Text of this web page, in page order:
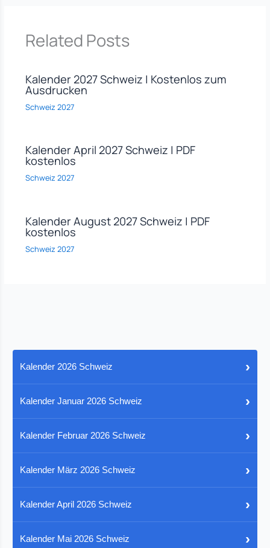
Related Posts
Kalender 2027 Schweiz | Kostenlos zum
Ausdrucken
Schweiz 2027
Kalender April 2027 Schweiz | PDF
kostenlos
Schweiz 2027
Kalender August 2027 Schweiz | PDF
kostenlos
Schweiz 2027
Kalender 2026 Schweiz ›
Kalender Januar 2026 Schweiz ›
Kalender Februar 2026 Schweiz ›
Kalender März 2026 Schweiz ›
Kalender April 2026 Schweiz ›
Kalender Mai 2026 Schweiz ›